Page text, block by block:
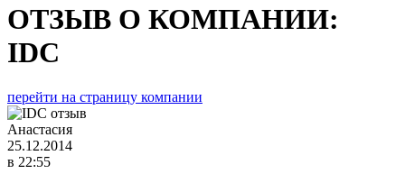
ОТЗЫВ О КОМПАНИИ:
IDC
перейти на страницу компании
Анастасия
25.12.2014
в 22:55